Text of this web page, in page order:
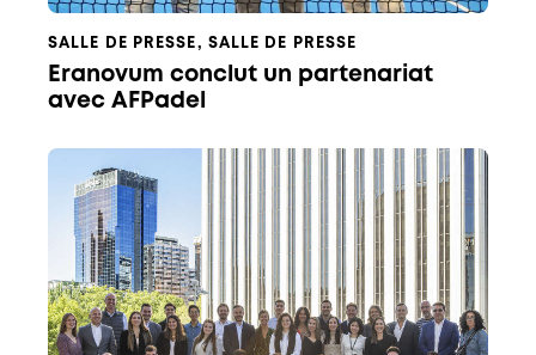
SALLE DE PRESSE, SALLE DE PRESSE
Eranovum conclut un partenariat
avec AFPadel